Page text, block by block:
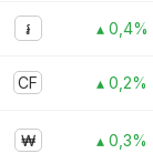
៛ ▴ 0,4%
CF ▴ 0,2%
₩ ▴ 0,3%